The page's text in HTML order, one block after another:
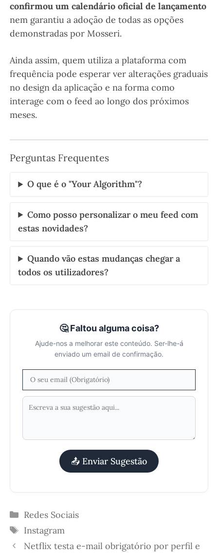
confirmou um calendário oficial de lançamento
nem garantiu a adoção de todas as opções
demonstradas por Mosseri.
Ainda assim, quem utiliza a plataforma com
frequência pode esperar ver alterações graduais
no design da aplicação e na forma como
interage com o feed ao longo dos próximos
meses.
Perguntas Frequentes
O que é o "Your Algorithm"?
Como posso personalizar o meu feed com
estas novidades?
Quando vão estas mudanças chegar a
todos os utilizadores?
🤔 Faltou alguma coisa?
Ajude-nos a melhorar este conteúdo. Ser-lhe-á
enviado um email de confirmação.
📤 Enviar Sugestão
Categorias
Redes Sociais
Etiquetas
Instagram
Netflix testa e-mail obrigatório por perfil e